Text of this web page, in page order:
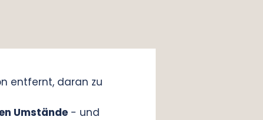
entfernt, daran zu
Umstände - und